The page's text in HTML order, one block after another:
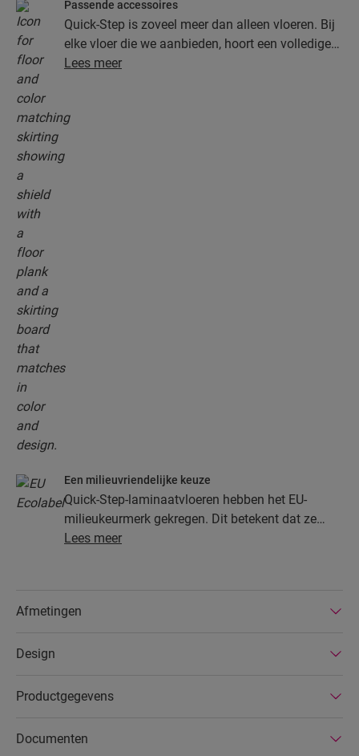
Passende accessoires
Quick-Step is zoveel meer dan alleen vloeren. Bij
elke vloer die we aanbieden, hoort een volledige
collectie accessoires, inclusief ondervloeren,
Lees meer
Een milieuvriendelijke keuze
Quick-Step-laminaatvloeren hebben het EU-
milieukeurmerk gekregen. Dit betekent dat ze
gemaakt zijn van ten minste 80% duurzaam
fabrieken. Bovendien hebben Quick-Step-
Lees meer
Afmetingen
Design
Productgegevens
Documenten